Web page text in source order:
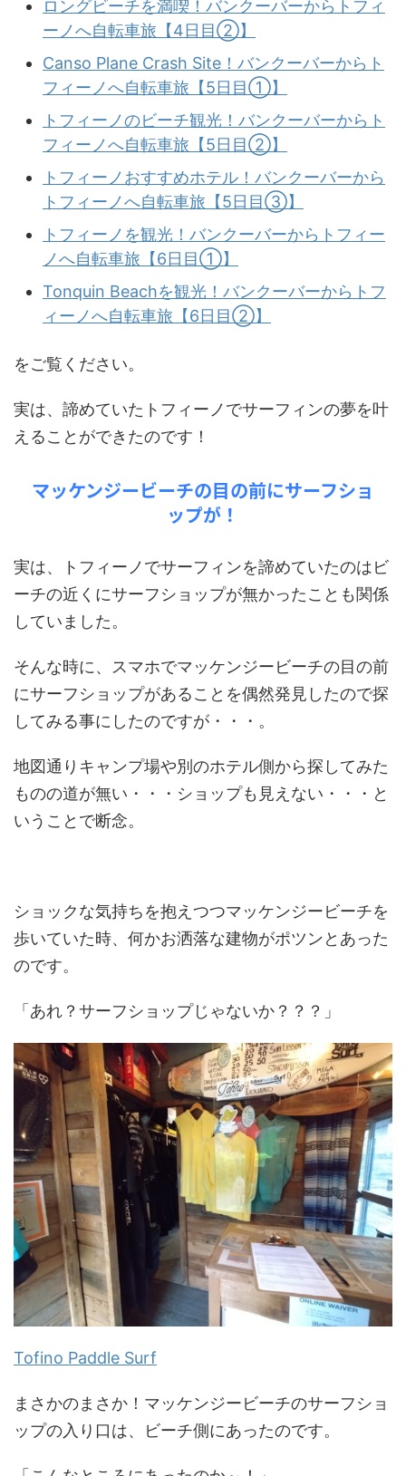
ロングビーチを満喫！バンクーバーからトフィ
ーノへ自転車旅【4日目②】
Canso Plane Crash Site！バンクーバーからト
フィーノへ自転車旅【5日目①】
トフィーノのビーチ観光！バンクーバーからト
フィーノへ自転車旅【5日目②】
トフィーノおすすめホテル！バンクーバーから
トフィーノへ自転車旅【5日目③】
トフィーノを観光！バンクーバーからトフィー
ノへ自転車旅【6日目①】
Tonquin Beachを観光！バンクーバーからトフ
ィーノへ自転車旅【6日目②】
をご覧ください。
実は、諦めていたトフィーノでサーフィンの夢を叶
えることができたのです！
マッケンジービーチの目の前にサーフショ
ップが！
実は、トフィーノでサーフィンを諦めていたのはビ
ーチの近くにサーフショップが無かったことも関係
していました。
そんな時に、スマホでマッケンジービーチの目の前
にサーフショップがあることを偶然発見したので探
してみる事にしたのですが・・・。
地図通りキャンプ場や別のホテル側から探してみた
ものの道が無い・・・ショップも見えない・・・と
いうことで断念。
ショックな気持ちを抱えつつマッケンジービーチを
歩いていた時、何かお洒落な建物がポツンとあった
のです。
「あれ？サーフショップじゃないか？？？」
Tofino Paddle Surf
まさかのまさか！マッケンジービーチのサーフショ
ップの入り口は、ビーチ側にあったのです。